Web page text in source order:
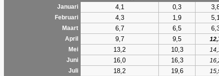
Januari
4,1 0,3
Februari 4,3 1,9
Maart 6,7 6,5
April 9,7 9,5
Mei
13,2 10,3
Juni
16,0 16,3
Juli
18,2 19,6